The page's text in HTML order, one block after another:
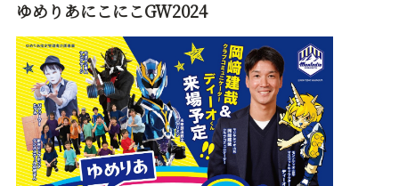
ゆめりあにこにこGW2024